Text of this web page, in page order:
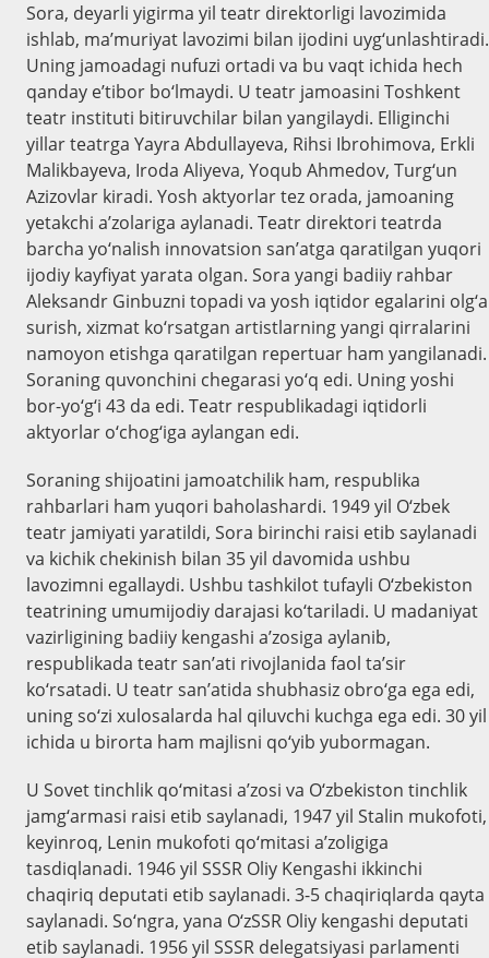
Sora, deyarli yigirma yil teatr direktorligi lavozimida
ishlab, ma’muriyat lavozimi bilan ijodini uyg‘unlashtiradi.
Uning jamoadagi nufuzi ortadi va bu vaqt ichida hech
qanday e’tibor bo‘lmaydi. U teatr jamoasini Toshkent
teatr instituti bitiruvchilar bilan yangilaydi. Elliginchi
yillar teatrga Yayra Abdullayeva, Rihsi Ibrohimova, Erkli
Malikbayeva, Iroda Aliyeva, Yoqub Ahmedov, Turg‘un
Azizovlar kiradi. Yosh aktyorlar tez orada, jamoaning
yetakchi a’zolariga aylanadi. Teatr direktori teatrda
barcha yo‘nalish innovatsion san’atga qaratilgan yuqori
ijodiy kayfiyat yarata olgan. Sora yangi badiiy rahbar
Aleksandr Ginbuzni topadi va yosh iqtidor egalarini olg‘a
surish, xizmat ko‘rsatgan artistlarning yangi qirralarini
namoyon etishga qaratilgan repertuar ham yangilanadi.
Soraning quvonchini chegarasi yo‘q edi. Uning yoshi
bor-yo‘g‘i 43 da edi. Teatr respublikadagi iqtidorli
aktyorlar o‘chog‘iga aylangan edi.
Soraning shijoatini jamoatchilik ham, respublika
rahbarlari ham yuqori baholashardi. 1949 yil O‘zbek
teatr jamiyati yaratildi, Sora birinchi raisi etib saylanadi
va kichik chekinish bilan 35 yil davomida ushbu
lavozimni egallaydi. Ushbu tashkilot tufayli O‘zbekiston
teatrining umumijodiy darajasi ko‘tariladi. U madaniyat
vazirligining badiiy kengashi a’zosiga aylanib,
respublikada teatr san’ati rivojlanida faol ta’sir
ko‘rsatadi. U teatr san’atida shubhasiz obro‘ga ega edi,
uning so‘zi xulosalarda hal qiluvchi kuchga ega edi. 30 yil
ichida u birorta ham majlisni qo‘yib yubormagan.
U Sovet tinchlik qo‘mitasi a’zosi va O‘zbekiston tinchlik
jamg‘armasi raisi etib saylanadi, 1947 yil Stalin mukofoti,
keyinroq, Lenin mukofoti qo‘mitasi a’zoligiga
tasdiqlanadi. 1946 yil SSSR Oliy Kengashi ikkinchi
chaqiriq deputati etib saylanadi. 3-5 chaqiriqlarda qayta
saylanadi. So‘ngra, yana O‘zSSR Oliy kengashi deputati
etib saylanadi. 1956 yil SSSR delegatsiyasi parlamenti